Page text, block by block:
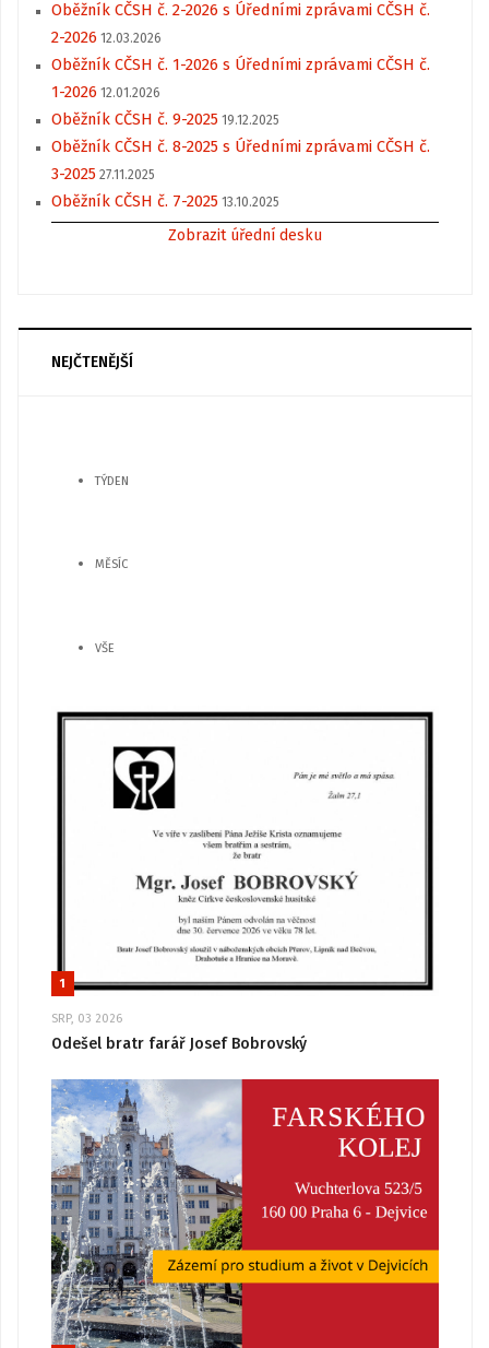
Oběžník CČSH č. 2-2026 s Úředními zprávami CČSH č.
2-2026 12.03.2026
Oběžník CČSH č. 1-2026 s Úředními zprávami CČSH č.
1-2026 12.01.2026
Oběžník CČSH č. 9-2025 19.12.2025
Oběžník CČSH č. 8-2025 s Úředními zprávami CČSH č.
3-2025 27.11.2025
Oběžník CČSH č. 7-2025 13.10.2025
Zobrazit úřední desku
NEJČTENĚJŠÍ
TÝDEN
MĚSÍC
VŠE
1
SRP, 03 2026
Odešel bratr farář Josef Bobrovský